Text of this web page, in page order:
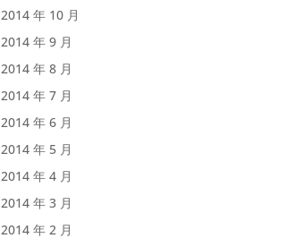
2014 年 10 月
2014 年 9 月
2014 年 8 月
2014 年 7 月
2014 年 6 月
2014 年 5 月
2014 年 4 月
2014 年 3 月
2014 年 2 月